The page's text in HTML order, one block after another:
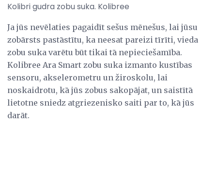
Kolibri gudra zobu suka. Kolibree
Ja jūs nevēlaties pagaidīt sešus mēnešus, lai jūsu
zobārsts pastāstītu, ka neesat pareizi tīrīti, vieda
zobu suka varētu būt tikai tā nepieciešamība.
Kolibree Ara Smart zobu suka izmanto kustības
sensoru, akselerometru un žiroskolu, lai
noskaidrotu, kā jūs zobus sakopājat, un saistītā
lietotne sniedz atgriezenisko saiti par to, kā jūs
darāt.